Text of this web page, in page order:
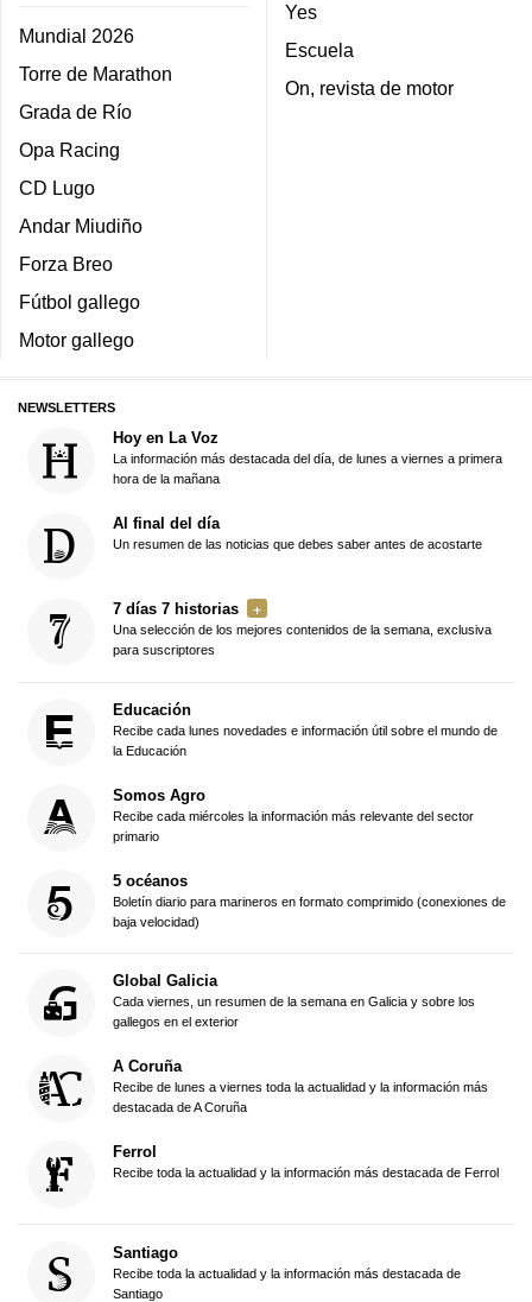
Mundial 2026
Torre de Marathon
Grada de Río
Opa Racing
CD Lugo
Andar Miudiño
Forza Breo
Fútbol gallego
Motor gallego
Yes
Escuela
On, revista de motor
NEWSLETTERS
Hoy en La Voz
La información más destacada del día, de lunes a viernes a primera
hora de la mañana
Al final del día
Un resumen de las noticias que debes saber antes de acostarte
7 días 7 historias
Una selección de los mejores contenidos de la semana, exclusiva
para suscriptores
Educación
Recibe cada lunes novedades e información útil sobre el mundo de
la Educación
Somos Agro
Recibe cada miércoles la información más relevante del sector
primario
5 océanos
Boletín diario para marineros en formato comprimido (conexiones de
baja velocidad)
Global Galicia
Cada viernes, un resumen de la semana en Galicia y sobre los
gallegos en el exterior
A Coruña
Recibe de lunes a viernes toda la actualidad y la información más
destacada de A Coruña
Ferrol
Recibe toda la actualidad y la información más destacada de Ferrol
Santiago
Recibe toda la actualidad y la información más destacada de
Santiago